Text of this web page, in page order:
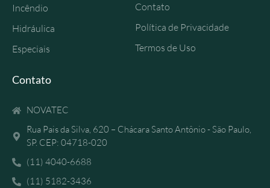
Incêndio
Hidráulica
Especiais
Contato
Política de Privacidade
Termos de Uso
Contato
NOVATEC
Rua Pais da Silva, 620 – Chácara Santo Antônio - São Paulo,
SP. CEP: 04718-020
(11) 4040-6688
(11) 5182-3436